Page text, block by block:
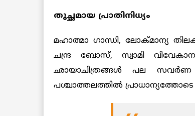
തുച്ഛമായ പ്രാതിനിധ്യം
മഹാത്മാ ഗാന്ധി, ലോക്മാന്യ
ചന്ദ്ര ബോസ്, സ്വാമി
ഛായാചിത്രങ്ങള്‍ പല സവര്‍ണ
പശ്ചാത്തലത്തില്‍ പ്രാധാന്യത്തോടെ